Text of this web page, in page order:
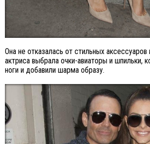
Она не отказалась от стильных аксессуаров
актриса выбрала очки-авиаторы и шпильки,
ноги и добавили шарма образу.